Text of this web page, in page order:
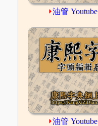
⏵油管 Youtube
⏵油管 Youtube